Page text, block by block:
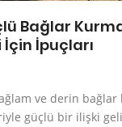
Bağlar
İçin İpuçları
ve derin bağlar
güçlü bir ilişki